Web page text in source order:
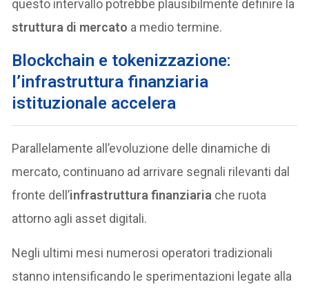
questo intervallo potrebbe plausibilmente definire la
struttura di mercato a medio termine.
Blockchain e tokenizzazione:
l’infrastruttura finanziaria
istituzionale accelera
Parallelamente all’evoluzione delle dinamiche di
mercato, continuano ad arrivare segnali rilevanti dal
fronte dell’infrastruttura finanziaria che ruota
attorno agli asset digitali.
Negli ultimi mesi numerosi operatori tradizionali
stanno intensificando le sperimentazioni legate alla